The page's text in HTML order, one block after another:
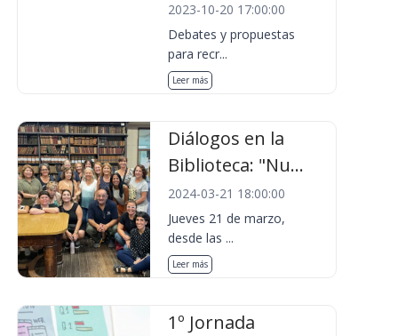
2023-10-20 17:00:00
Debates y propuestas
para recr...
Leer más
Diálogos en la
Biblioteca: "Nu...
2024-03-21 18:00:00
Jueves 21 de marzo,
desde las ...
Leer más
1º Jornada